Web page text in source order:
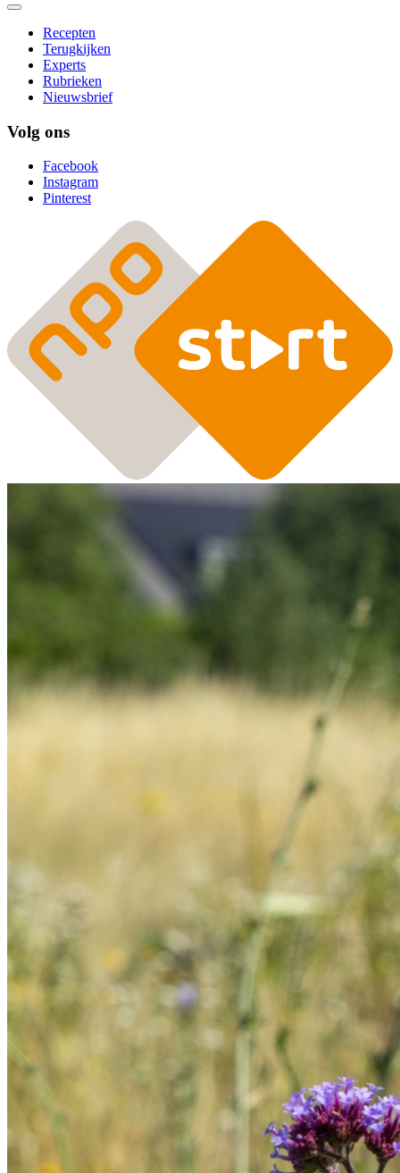
Recepten
Terugkijken
Experts
Rubrieken
Nieuwsbrief
Volg ons
Facebook
Instagram
Pinterest